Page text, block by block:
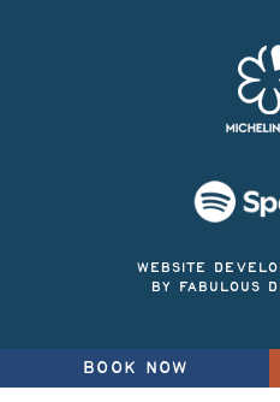
WEBSITE
BY FABULOUS
BOOK NOW